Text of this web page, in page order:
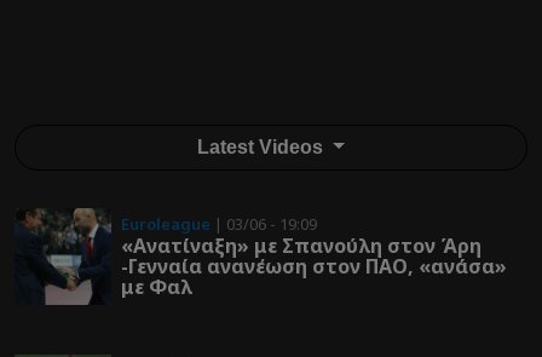
Latest Videos
Euroleague | 03/06 - 19:09
«Ανατίναξη» με Σπανούλη στον Άρη
-Γενναία ανανέωση στον ΠΑΟ, «ανάσα»
με Φαλ